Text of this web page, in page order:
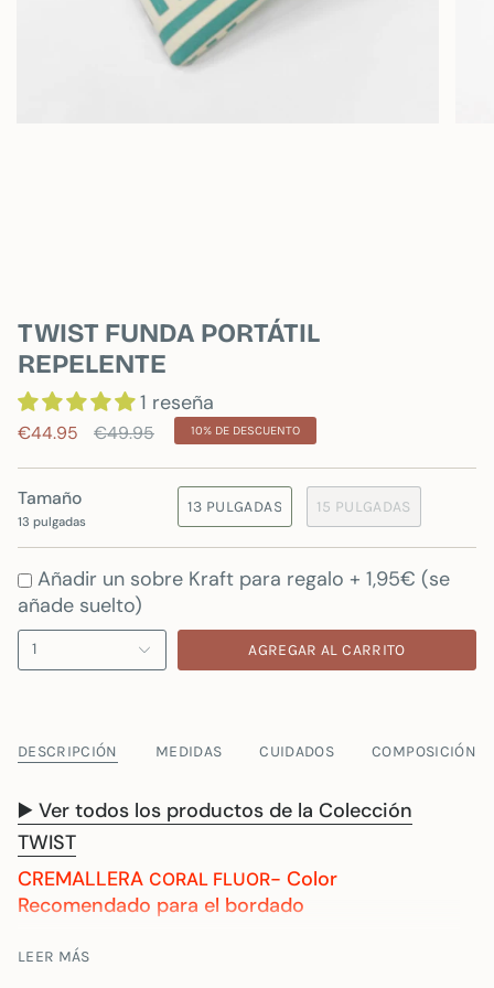
TWIST FUNDA PORTÁTIL
REPELENTE
1 reseña
€44.95
Precio
€49.95 10% DE DESCUENTO
Tamaño
13 pulgadas
13 PULGADAS 15 PULGADAS
Añadir un sobre Kraft para regalo + 1,95€ (se
añade suelto)
1 AGREGAR AL CARRITO
DESCRIPCIÓN MEDIDAS CUIDADOS COMPOSICIÓN
▶️ Ver todos los productos de la Colección
TWIST
CREMALLERA CORAL FLUOR- Color
Recomendado para el bordado
¿Estás buscando una funda para portátil de última
generación pero con diseño? Entonces llegaste al
LEER MÁS